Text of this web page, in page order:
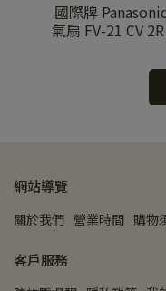
國際牌
氣扇 FV-21
網站導覽
關於我們 營業時間 購物
客戶服務